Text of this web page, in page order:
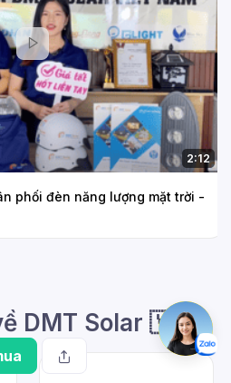
2:12
mặt trời -
DMT Solar 🇻🇳